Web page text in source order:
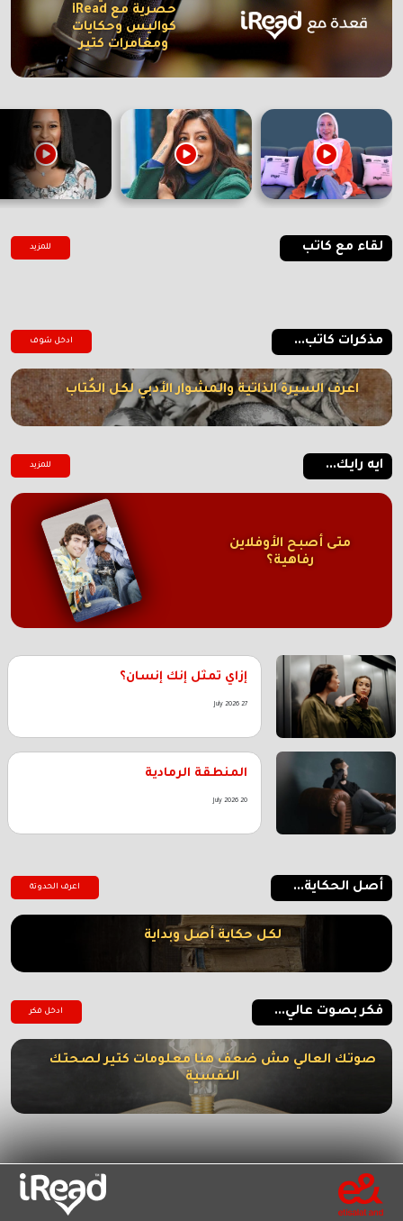
حصرية مع iRead
كواليس وحكايات
ومغامرات كتير
لقاء مع كاتب للمزيد
مذكرات كاتب... ادخل شوف
اعرف السيرة الذاتية والمشوار الأدبي لكل الكُتاب
ايه رايك... للمزيد
متى أصبح الأوفلاين
رفاهية؟
إزاي تمثل إنك إنسان؟
27 July 2026
المنطقة الرمادية
20 July 2026
أصل الحكاية... اعرف الحدوتة
لكل حكاية أصل وبداية
فكر بصوت عالي... ادخل فكر
صوتك العالي مش ضعف هنا معلومات كتير لصحتك
النفسية